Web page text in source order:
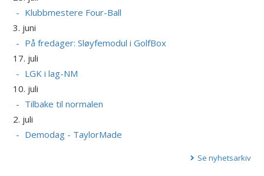
Klubbmestere Four-Ball
3. juni
På fredager: Sløyfemodul i GolfBox
17. juli
LGK i lag-NM
10. juli
Tilbake til normalen
2. juli
Demodag - TaylorMade
Se nyhetsarkiv